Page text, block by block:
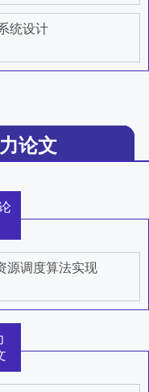
统设计
论文
源调度算法实现